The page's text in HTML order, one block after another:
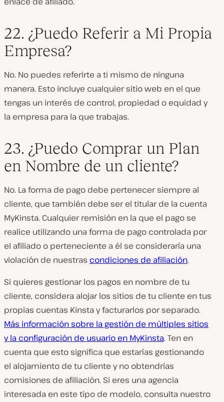
22. ¿Puedo Referir a Mi Propia
Empresa?
No. No puedes referirte a ti mismo de ninguna
manera. Esto incluye cualquier sitio web en el que
tengas un interés de control, propiedad o equidad y
la empresa para la que trabajas.
23. ¿Puedo Comprar un Plan
en Nombre de un cliente?
No. La forma de pago debe pertenecer siempre al
cliente, que también debe ser el titular de la cuenta
MyKinsta. Cualquier remisión en la que el pago se
realice utilizando una forma de pago controlada por
el afiliado o perteneciente a él se consideraría una
violación de nuestras condiciones de afiliación.
Si quieres gestionar los pagos en nombre de tu
cliente, considera alojar los sitios de tu cliente en tus
propias cuentas Kinsta y facturarlos por separado.
Más información sobre la gestión de múltiples sitios
y la configuración de usuario en MyKinsta. Ten en
cuenta que esto significa que estarías gestionando
el alojamiento de tu cliente y no obtendrías
comisiones de afiliación. Si eres una agencia
interesada en este tipo de modelo, consulta nuestro